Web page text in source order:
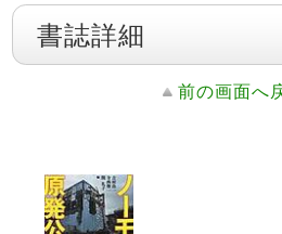
書誌詳細
前の画面へ